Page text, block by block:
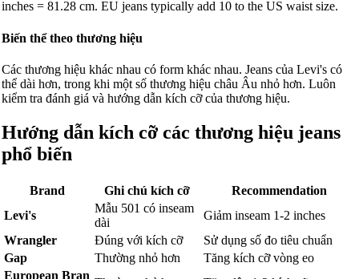
inches = 81.28 cm. EU jeans typically add 10 to the US waist size.
Biến thể theo thương hiệu
Các thương hiệu khác nhau có form khác nhau. Jeans của Levi's có
thể dài hơn, trong khi một số thương hiệu châu Âu nhỏ hơn. Luôn
kiểm tra đánh giá và hướng dẫn kích cỡ của thương hiệu.
Hướng dẫn kích cỡ các thương hiệu jeans
phổ biến
Brand Ghi chú kích cỡ
Recommendation
Levi's
Mẫu 501 có inseam
dài
Giảm inseam 1-2 inches
Wrangler
Đúng với kích cỡ
Sử dụng số đo tiêu chuẩn
Gap
Thường nhỏ hơn
Tăng kích cỡ vòng eo
European Bran